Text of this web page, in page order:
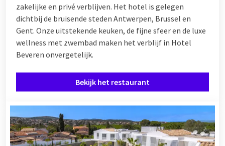
zakelijke en privé verblijven. Het hotel is gelegen
dichtbij de bruisende steden Antwerpen, Brussel en
Gent. Onze uitstekende keuken, de fijne sfeer en de luxe
wellness met zwembad maken het verblijf in Hotel
Beveren onvergetelijk.
Bekijk het restaurant